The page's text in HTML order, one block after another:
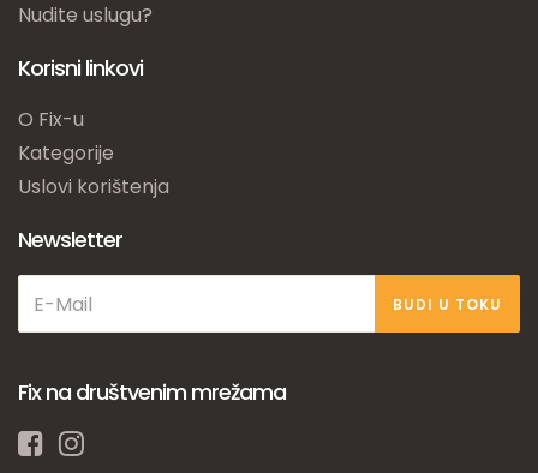
Nudite uslugu?
Korisni linkovi
O Fix-u
Kategorije
Uslovi korištenja
Newsletter
BUDI U TOKU
Fix na društvenim mrežama